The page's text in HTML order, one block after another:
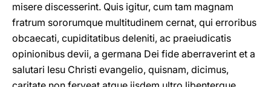
misere discesserint. Quis igitur, cum tam magnam
fratrum sororumque multitudinem cernat, qui erroribus
obcaecati, cupiditatibus deleniti, ac praeiudicatis
opinionibus devii, a germana Dei fide aberraverint et a
salutari Iesu Christi evangelio, quisnam, dicimus,